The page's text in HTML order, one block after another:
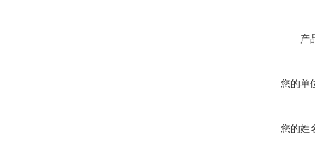
产
您的单
您的姓